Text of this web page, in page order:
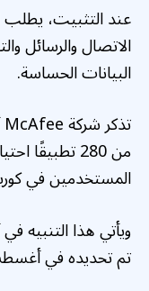
عند التثبيت،
الاتصال والرسائل
البيانات الحساسة.
من 280
المستخدمين في
ويأتي هذا التنبيه
تم تحديده في